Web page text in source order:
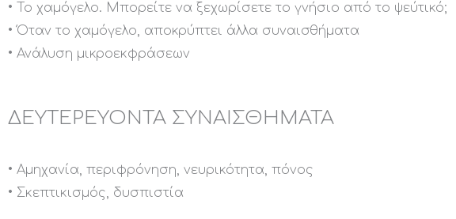
• Το χαμόγελο. Μπορείτε να ξεχωρίσετε το γνήσιο από το ψεύτικό;
• Όταν το χαμόγελο, αποκρύπτει άλλα συναισθήματα
• Ανάλυση μικροεκφράσεων
ΔΕΥΤΕΡΕΥΟΝΤΑ ΣΥΝΑΙΣΘΗΜΑΤΑ
• Αμηχανία, περιφρόνηση, νευρικότητα, πόνος
• Σκεπτικισμός, δυσπιστία